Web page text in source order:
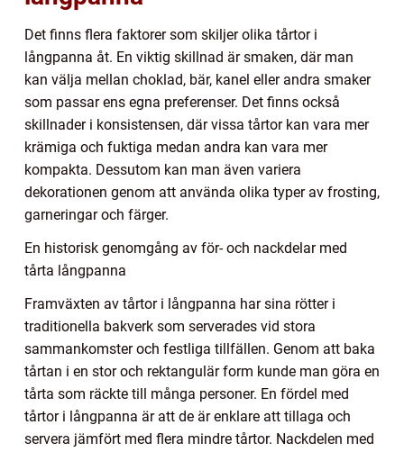
Det finns flera faktorer som skiljer olika tårtor i
långpanna åt. En viktig skillnad är smaken, där man
kan välja mellan choklad, bär, kanel eller andra smaker
som passar ens egna preferenser. Det finns också
skillnader i konsistensen, där vissa tårtor kan vara mer
krämiga och fuktiga medan andra kan vara mer
kompakta. Dessutom kan man även variera
dekorationen genom att använda olika typer av frosting,
garneringar och färger.
En historisk genomgång av för- och nackdelar med
tårta långpanna
Framväxten av tårtor i långpanna har sina rötter i
traditionella bakverk som serverades vid stora
sammankomster och festliga tillfällen. Genom att baka
tårtan i en stor och rektangulär form kunde man göra en
tårta som räckte till många personer. En fördel med
tårtor i långpanna är att de är enklare att tillaga och
servera jämfört med flera mindre tårtor. Nackdelen med